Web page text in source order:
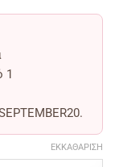
1
.
ΕΚΚΑΘΆΡΙΣΗ